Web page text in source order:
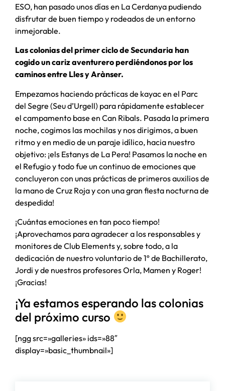
ESO, han pasado unos días en La Cerdanya pudiendo
disfrutar de buen tiempo y rodeados de un entorno
inmejorable.
Las colonias del primer ciclo de Secundaria han
cogido un cariz aventurero perdiéndonos por los
caminos entre Lles y Arànser.
Empezamos haciendo prácticas de kayac en el Parc
del Segre (Seu d’Urgell) para rápidamente establecer
el campamento base en Can Ribals. Pasada la primera
noche, cogimos las mochilas y nos dirigimos, a buen
ritmo y en medio de un paraje idílico, hacia nuestro
objetivo: ¡els Estanys de La Pera! Pasamos la noche en
el Refugio y todo fue un continuo de emociones que
concluyeron con unas prácticas de primeros auxilios de
la mano de Cruz Roja y con una gran fiesta nocturna de
despedida!
¡Cuántas emociones en tan poco tiempo!
¡Aprovechamos para agradecer a los responsables y
monitores de Club Elements y, sobre todo, a la
dedicación de nuestro voluntario de 1º de Bachillerato,
Jordi y de nuestros profesores Orla, Mamen y Roger!
¡Gracias!
¡Ya estamos esperando las colonias
del próximo curso
[ngg src=»galleries» ids=»88″
display=»basic_thumbnail»]